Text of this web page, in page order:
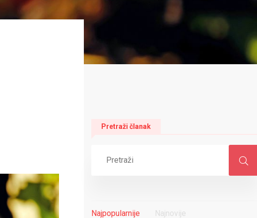
Pretraži članak
Najpopularnije Najnovije